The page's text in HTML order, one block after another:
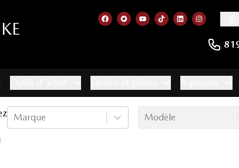
Lien vers notre page facebook
Lien vers notre compte
Lien vers notre chaîne
Lien vers notre
Lien versLien vers
Marque Modèle